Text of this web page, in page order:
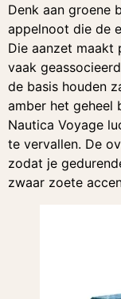
Denk aan groene
appelnoot die de
Die aanzet maakt
vaak
de basis houden
amber het geheel
Nautica Voyage
te vervallen. De
zodat je
zwaar zoete